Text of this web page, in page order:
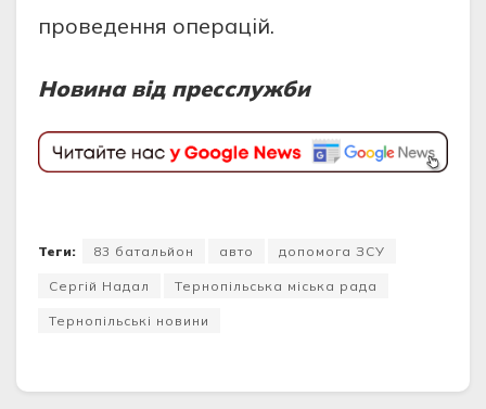
проведення операцій.
Новина від пресслужби
Теги: 83 батальйон авто допомога ЗСУ
Сергій Надал Тернопільська міська рада
Тернопільські новини